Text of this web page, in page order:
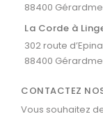
88400
La Corde à
302 route
88400
CONTACTEZ
Vous souhaitez